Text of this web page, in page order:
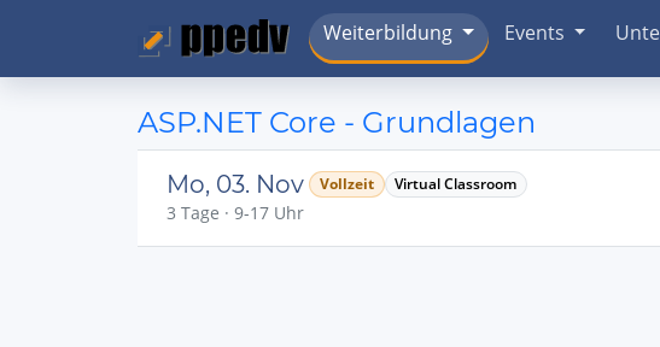
Weiterbildung Events
ASP.NET Core - Grundlagen
Mo, 03. Nov Vollzeit Virtual Classroom
3 Tage · 9-17 Uhr